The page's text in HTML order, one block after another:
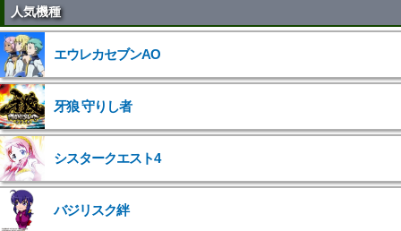
人気機種
エウレカセブンAO
牙狼 守りし者
シスタークエスト4
バジリスク絆